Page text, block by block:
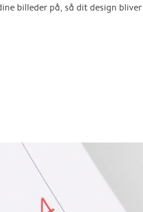
billeder på, så dit design